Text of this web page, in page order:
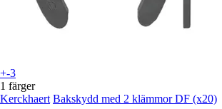
+-3
1 färger
Kerckhaert Bakskydd med 2 klämmor DF (x20)